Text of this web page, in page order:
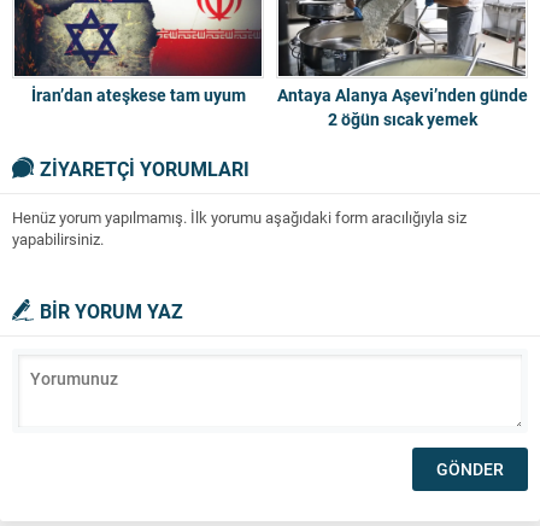
İran’dan ateşkese tam uyum
Antaya Alanya Aşevi’nden günde
2 öğün sıcak yemek
ZİYARETÇİ YORUMLARI
Henüz yorum yapılmamış. İlk yorumu aşağıdaki form aracılığıyla siz
yapabilirsiniz.
BİR YORUM YAZ